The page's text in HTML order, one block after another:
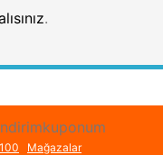
.
Mağazalar